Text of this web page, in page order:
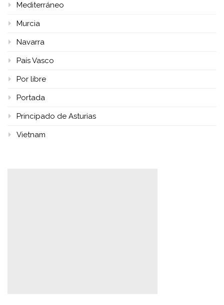
Mediterráneo
Murcia
Navarra
País Vasco
Por libre
Portada
Principado de Asturias
Vietnam